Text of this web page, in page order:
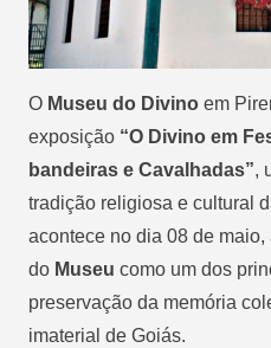
O Museu do Divino em
exposição “O Divino em
bandeiras e Cavalhadas”,
tradição religiosa e cultural
acontece no dia 08 de maio,
do Museu como um dos
preservação da memória
imaterial de Goiás.